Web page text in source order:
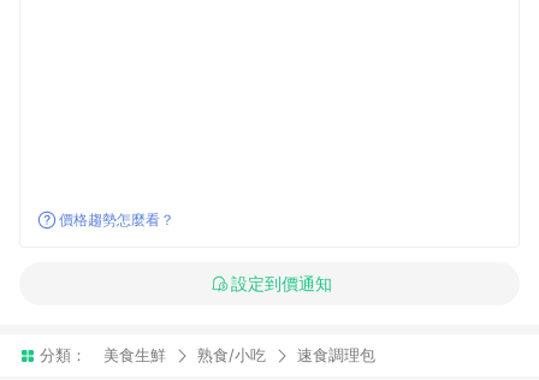
價格趨勢怎麼看？
設定到價通知
分類： 美食生鮮 熟食/小吃 速食調理包